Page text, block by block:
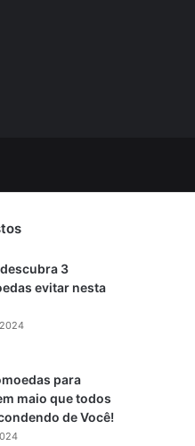
3
evitar nesta
para
maio que todos
de Você!